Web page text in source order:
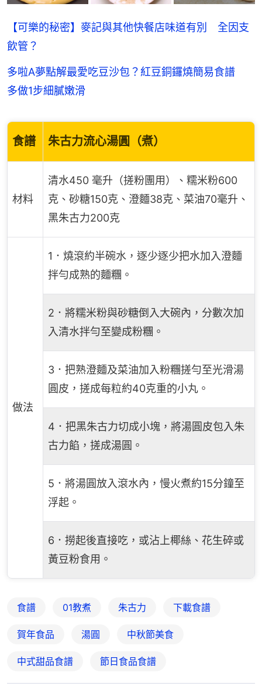
【可樂的秘密】麥記與其他快餐店味道有別 全因支
飲管？
多啦A夢點解最愛吃豆沙包？紅豆銅鑼燒簡易食譜
多做1步細膩嫩滑
食譜 朱古力流心湯圓（煮）
材料
清水450 毫升（搓粉團用）、糯米粉600
克、砂糖150克、澄麵38克、菜油70毫升、
黑朱古力200克
做法
1．燒滾約半碗水，逐少逐少把水加入澄麵
拌勻成熟的麵糰。
2．將糯米粉與砂糖倒入大碗內，分數次加
入清水拌勻至變成粉糰。
3．把熟澄麵及菜油加入粉糰搓勻至光滑湯
圓皮，搓成每粒約40克重的小丸。
4．把黑朱古力切成小塊，將湯圓皮包入朱
古力餡，搓成湯圓。
5．將湯圓放入滾水內，慢火煮約15分鐘至
浮起。
6．撈起後直接吃，或沾上椰絲、花生碎或
黃豆粉食用。
食譜 01教煮 朱古力 下載食譜
賀年食品 湯圓 中秋節美食
中式甜品食譜 節日食品食譜